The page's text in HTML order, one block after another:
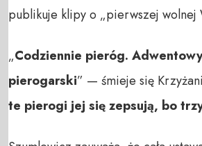
publikuje klipy o „pierwszej wolnej
„Codziennie pieróg.
pierogarski” — śmieje się
te pierogi jej się zepsują, bo